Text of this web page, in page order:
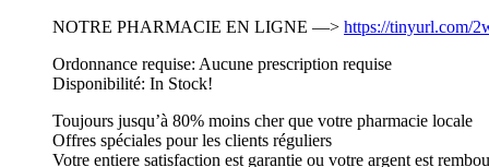
NOTRE PHARMACIE EN LIGNE —> https://tinyurl.com/
Ordonnance requise: Aucune prescription requise
Disponibilité: In Stock!
Toujours jusqu’à 80% moins cher que votre pharmacie locale
Offres spéciales pour les clients réguliers
Votre entiere satisfaction est garantie ou votre argent est